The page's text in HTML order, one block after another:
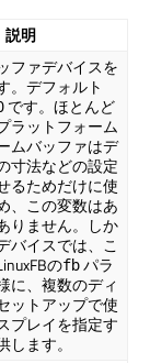
説明
ファデバイスを
。デフォルト
です。ほとんど
ラットフォーム
ムバッファはデ
寸法などの設定
るためだけに使
、この変数はあ
りません。しか
バイスでは、こ
のfbパラ
に、複数のディ
ットアップで使
プレイを指定す
します。